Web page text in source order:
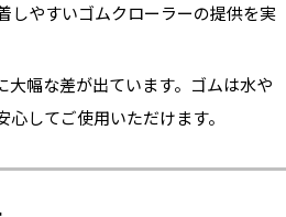
しやすいゴムクローラーの提供を実
幅な差が出ています。ゴムは水や
してご使用いただけます。